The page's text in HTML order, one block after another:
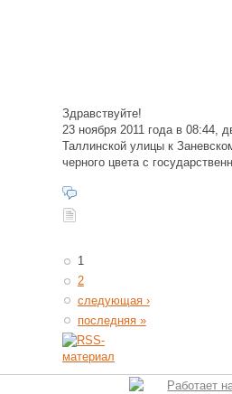
Здравствуйте!
23 ноября 2011 года в 08:44,
Таллинской улицы к
черного цвета с
1
2
следующая ›
последняя »